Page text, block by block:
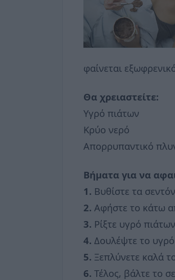
φαίνεται
Θα χρειαστείτε:
Υγρό πιάτων
Κρύο νερό
Απορρυπαντικό
Βήματα για να
1. Βυθίστε τα
2. Αφήστε το κάτω
3. Ρίξτε υγρό
4. Δουλέψτε το
5. Ξεπλύνετε καλά
6. Τέλος, βάλτε το